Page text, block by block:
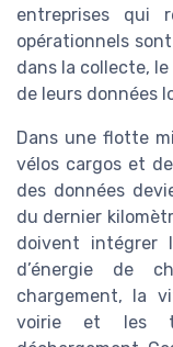
entreprises qui
opérationnels
dans la collecte,
de leurs données
Dans une flotte
vélos cargos et
des données
du dernier
doivent intégrer
d’énergie de
chargement, la
voirie et les